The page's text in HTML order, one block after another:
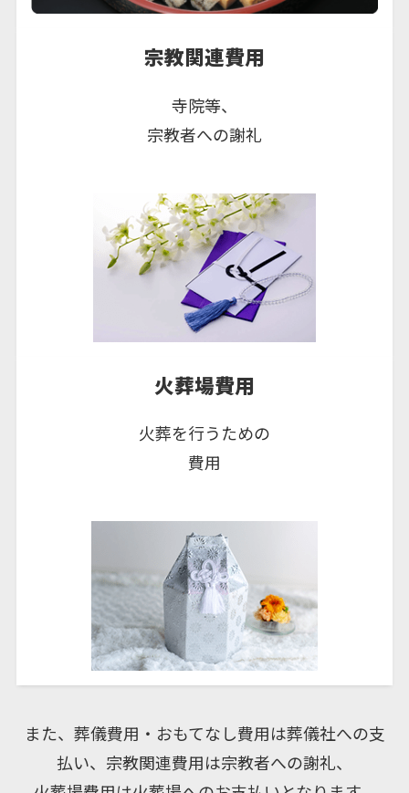
宗教関連費用
寺院等、
宗教者への謝礼
火葬場費用
火葬を行うための
費用
また、葬儀費用・おもてなし費用は葬儀社への支
払い、宗教関連費用は宗教者への謝礼、